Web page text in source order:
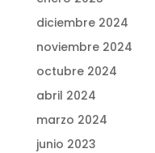
diciembre 2024
noviembre 2024
octubre 2024
abril 2024
marzo 2024
junio 2023